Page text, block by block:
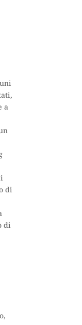
a
di
di